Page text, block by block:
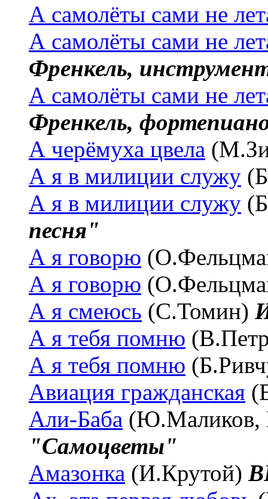
А самолёты сами не
А самолёты сами не
Френкель,
А самолёты сами не
Френкель,
А черёмуха цвела
А я в милиции служу
А я в милиции служу
песня"
А я говорю
А я говорю
А я смеюсь (С.Томин)
А я тебя помню
А я тебя помню
Авиация гражданская
Али-Баба (Ю.Маликов,
"Самоцветы"
Амазонка (И.Крутой)